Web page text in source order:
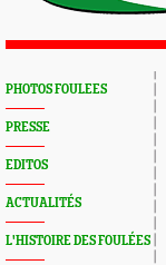
PHOTOS FOULEES
PRESSE
EDITOS
ACTUALITÉS
L'HISTOIRE DES FOULÉES